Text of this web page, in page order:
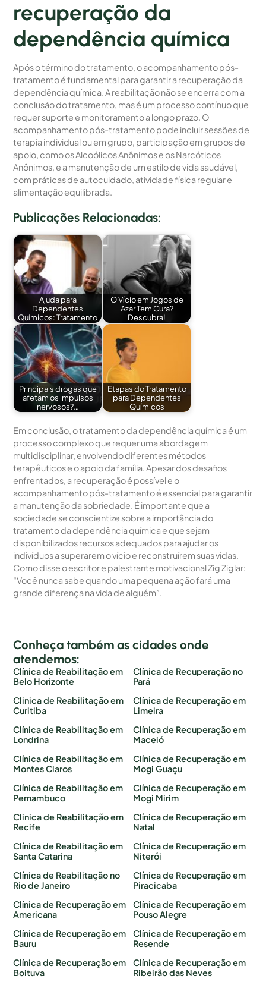
recuperação da
dependência química
Após o término do tratamento, o acompanhamento pós-
tratamento é fundamental para garantir a recuperação da
dependência química. A reabilitação não se encerra com a
conclusão do tratamento, mas é um processo contínuo que
requer suporte e monitoramento a longo prazo. O
acompanhamento pós-tratamento pode incluir sessões de
terapia individual ou em grupo, participação em grupos de
apoio, como os Alcoólicos Anônimos e os Narcóticos
Anônimos, e a manutenção de um estilo de vida saudável,
com práticas de autocuidado, atividade física regular e
alimentação equilibrada.
Publicações Relacionadas:
Ajuda para
Dependentes
Químicos: Tratamento
O Vício em Jogos de
Azar Tem Cura?
Descubra!
Principais drogas que
afetam os impulsos
nervosos?…
Etapas do Tratamento
para Dependentes
Químicos
Em conclusão, o tratamento da dependência química é um
processo complexo que requer uma abordagem
multidisciplinar, envolvendo diferentes métodos
terapêuticos e o apoio da família. Apesar dos desafios
enfrentados, a recuperação é possível e o
acompanhamento pós-tratamento é essencial para garantir
a manutenção da sobriedade. É importante que a
sociedade se conscientize sobre a importância do
tratamento da dependência química e que sejam
disponibilizados recursos adequados para ajudar os
indivíduos a superarem o vício e reconstruírem suas vidas.
Como disse o escritor e palestrante motivacional Zig Ziglar:
“Você nunca sabe quando uma pequena ação fará uma
grande diferença na vida de alguém”.
Conheça também as cidades onde
atendemos:
Clínica de Reabilitação em
Belo Horizonte
Clinica de Reabilitação em
Curitiba
Clínica de Reabilitação em
Londrina
Clínica de Reabilitação em
Montes Claros
Clínica de Reabilitação em
Pernambuco
Clinica de Reabilitação em
Recife
Clínica de Reabilitação em
Santa Catarina
Clínica de Reabilitação no
Rio de Janeiro
Clínica de Recuperação em
Americana
Clínica de Recuperação em
Bauru
Clínica de Recuperação em
Boituva
Clínica de Recuperação no
Pará
Clínica de Recuperação em
Limeira
Clínica de Recuperação em
Maceió
Clínica de Recuperação em
Mogi Guaçu
Clínica de Recuperação em
Mogi Mirim
Clínica de Recuperação em
Natal
Clínica de Recuperação em
Niterói
Clínica de Recuperação em
Piracicaba
Clínica de Recuperação em
Pouso Alegre
Clínica de Recuperação em
Resende
Clínica de Recuperação em
Ribeirão das Neves